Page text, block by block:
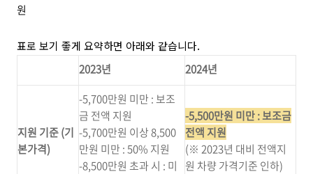
원
표로 보기 좋게 요약하면 아래와 같습니다.
2023년 2024년
지원 기준 (기
본가격)
-5,700만원 미만 : 보조
금 전액 지원
-5,700만원 이상 8,500
만원 미만 : 50% 지원
-8,500만원 초과 시 : 미
-5,500만원 미만 : 보조금
전액 지원
(※ 2023년 대비 전액지
원 차량 가격기준 인하)